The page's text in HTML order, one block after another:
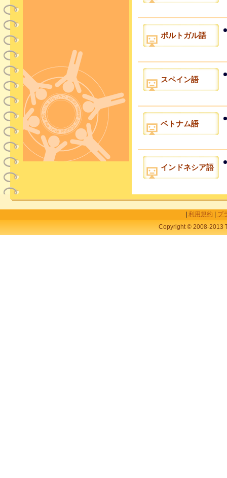
ポルトガル語
スペイン語
ベトナム語
インドネシア語
利用規約
プ
Copyright © 2008-2013